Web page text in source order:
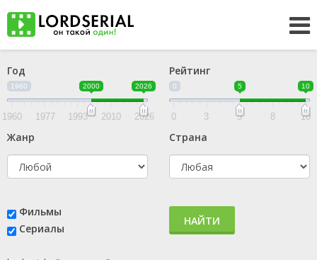
Год
1960 2000 2026
1960 1977 1993 2010 2026
Рейтинг
0 5 10
0 3 5 8 10
Жанр Страна
Фильмы
Сериалы
НАЙТИ